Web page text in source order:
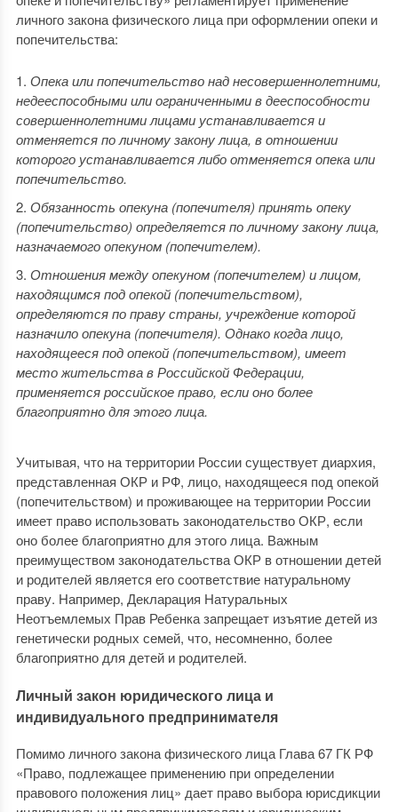
личного закона физического лица при оформлении опеки и
попечительства:
Опека или попечительство над несовершеннолетними,
недееспособными или ограниченными в дееспособности
совершеннолетними лицами устанавливается и
отменяется по личному закону лица, в отношении
которого устанавливается либо отменяется опека или
попечительство.
Обязанность опекуна (попечителя) принять опеку
(попечительство) определяется по личному закону лица,
назначаемого опекуном (попечителем).
Отношения между опекуном (попечителем) и лицом,
находящимся под опекой (попечительством),
определяются по праву страны, учреждение которой
назначило опекуна (попечителя). Однако когда лицо,
находящееся под опекой (попечительством), имеет
место жительства в Российской Федерации,
применяется российское право, если оно более
благоприятно для этого лица.
Учитывая, что на территории России существует диархия,
представленная ОКР и РФ, лицо, находящееся под опекой
(попечительством) и проживающее на территории России
имеет право использовать законодательство ОКР, если
оно более благоприятно для этого лица. Важным
преимуществом законодательства ОКР в отношении детей
и родителей является его соответствие натуральному
праву. Например, Декларация Натуральных
Неотъемлемых Прав Ребенка запрещает изъятие детей из
генетически родных семей, что, несомненно, более
благоприятно для детей и родителей.
Личный закон юридического лица и
индивидуального предпринимателя
Помимо личного закона физического лица Глава 67 ГК РФ
«Право, подлежащее применению при определении
правового положения лиц» дает право выбора юрисдикции